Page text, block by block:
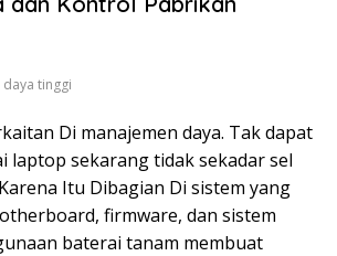
tinggi
Di manajemen daya. Tak dapat
laptop sekarang tidak sekadar sel
Itu Dibagian Di sistem yang
firmware, dan sistem
baterai tanam membuat